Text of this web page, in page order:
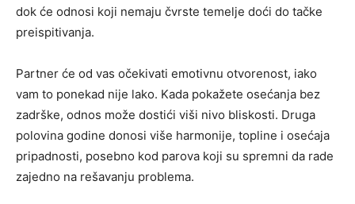
dok će odnosi koji nemaju čvrste temelje doći do tačke
preispitivanja.
Partner će od vas očekivati emotivnu otvorenost, iako
vam to ponekad nije lako. Kada pokažete osećanja bez
zadrške, odnos može dostići viši nivo bliskosti. Druga
polovina godine donosi više harmonije, topline i osećaja
pripadnosti, posebno kod parova koji su spremni da rade
zajedno na rešavanju problema.